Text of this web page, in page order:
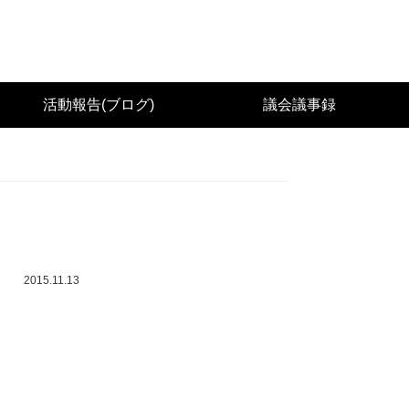
活動報告(ブログ) 議会議事録
2015.11.13